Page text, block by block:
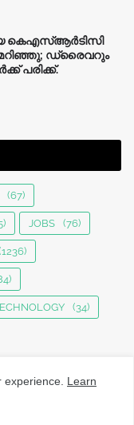
കെഎസ്ആർടിസി
മറിഞ്ഞു; ഡ്രൈവറും
പരിക്ക്.
(67)
JOBS (76)
(34)
Learn